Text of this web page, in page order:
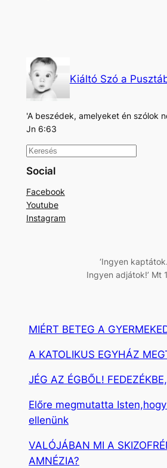
Kiáltó Szó a
'A beszédek, amelyeket én szólok
Jn 6:63
K
e
e
s
Social
Facebook
Youtube
Instagram
‘Ingyen kaptátok.
Ingyen adjátok!’ Mt
MIÉRT BETEG A
A KATOLIKUS EGYHÁZ
JÉG AZ ÉGBŐL!
Előre megmutatta
ellenünk
VALÓJÁBAN MI A
AMNÉZIA?